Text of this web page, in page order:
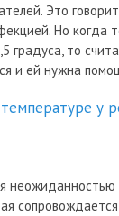
Это
Но когда
градуса, то
и ей нужна
у
неожиданностью